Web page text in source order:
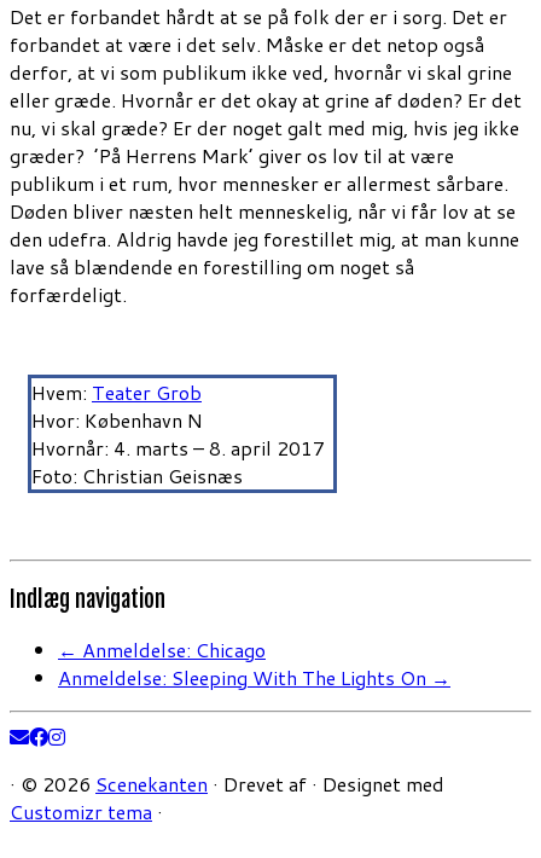
Det er forbandet hårdt at se på folk der er i sorg. Det er
forbandet at være i det selv. Måske er det netop også
derfor, at vi som publikum ikke ved, hvornår vi skal grine
eller græde. Hvornår er det okay at grine af døden? Er det
nu, vi skal græde? Er der noget galt med mig, hvis jeg ikke
græder? ’På Herrens Mark’ giver os lov til at være
publikum i et rum, hvor mennesker er allermest sårbare.
Døden bliver næsten helt menneskelig, når vi får lov at se
den udefra. Aldrig havde jeg forestillet mig, at man kunne
lave så blændende en forestilling om noget så
forfærdeligt.
Hvem: Teater Grob
Hvor: København N
Hvornår: 4. marts – 8. april 2017
Foto: Christian Geisnæs
Indlæg navigation
← Anmeldelse: Chicago
Anmeldelse: Sleeping With The Lights On →
· © 2026 Scenekanten · Drevet af · Designet med
Customizr tema ·